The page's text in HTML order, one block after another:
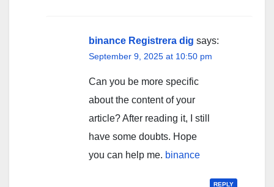
binance Registrera dig says:
September 9, 2025 at 10:50 pm
Can you be more specific
about the content of your
article? After reading it, I still
have some doubts. Hope
you can help me. binance
REPLY